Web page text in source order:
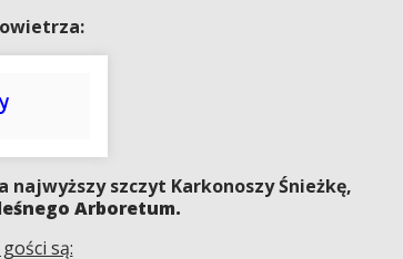
szczyt Karkonoszy Śnieżkę,
Arboretum.
są: